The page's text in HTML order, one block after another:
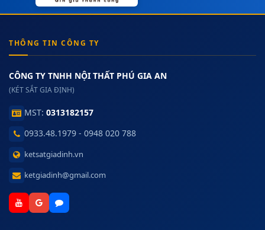
THÔNG TIN CÔNG TY
CÔNG TY TNHH NỘI THẤT PHÚ GIA AN
(KÉT SẮT GIA ĐỊNH)
MST: 0313182157
0933.48.1979 - 0948 020 788
ketsatgiadinh.vn
ketgiadinh@gmail.com